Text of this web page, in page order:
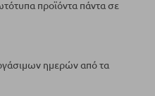
προϊόντα πάντα σε
ημερών από τα